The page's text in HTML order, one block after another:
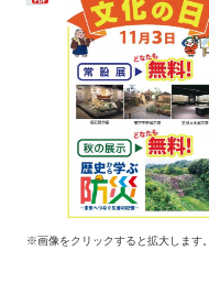
※画像をクリックすると拡大します。